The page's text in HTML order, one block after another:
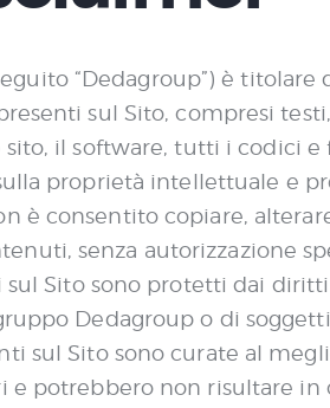
“Dedagroup”) è
sul Sito, compresi
il software, tutti i codici
proprietà intellettuale e
è consentito copiare,
senza autorizzazione
sul Sito sono protetti dai
Dedagroup o di
sul Sito sono curate al
e potrebbero non risultare